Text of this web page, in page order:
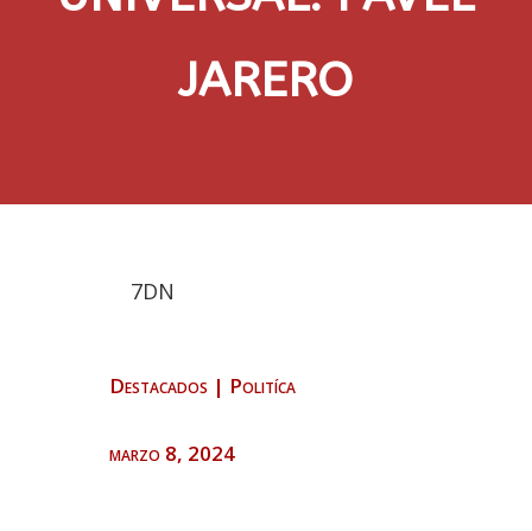
JARERO
7DN
Destacados | Politíca
marzo 8, 2024